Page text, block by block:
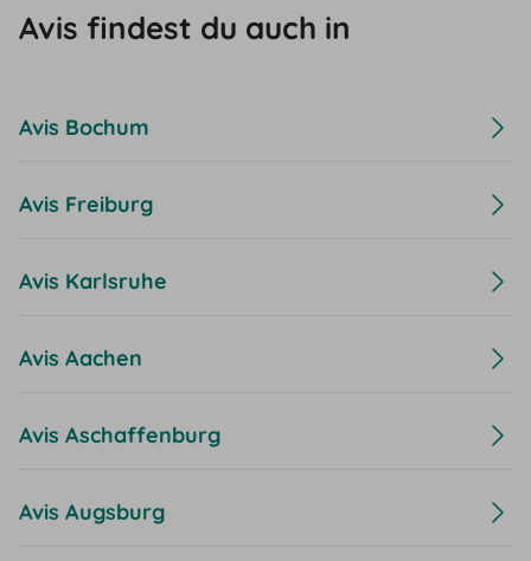
Avis findest du auch in
Avis Bochum
Avis Freiburg
Avis Karlsruhe
Avis Aachen
Avis Aschaffenburg
Avis Augsburg